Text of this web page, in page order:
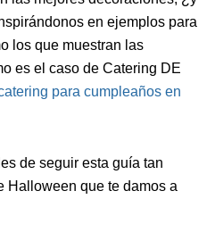
en ejemplos para
los que muestran las
es el caso de Catering DE
para cumpleaños en
de seguir esta guía tan
Halloween que te damos a